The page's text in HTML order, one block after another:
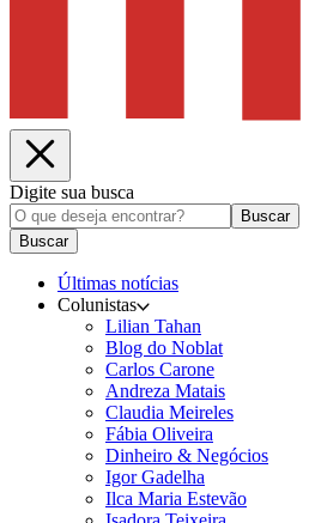
Digite sua busca
Buscar
Buscar
Últimas notícias
Colunistas
Lilian Tahan
Blog do Noblat
Carlos Carone
Andreza Matais
Claudia Meireles
Fábia Oliveira
Dinheiro & Negócios
Igor Gadelha
Ilca Maria Estevão